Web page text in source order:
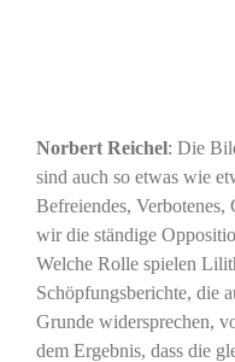
Norbert Reichel: Die
sind auch so etwas wie
Befreiendes, Verbotenes,
wir die ständige
Welche Rolle spielen
Schöpfungsberichte, die
Grunde widersprechen,
dem Ergebnis, dass die